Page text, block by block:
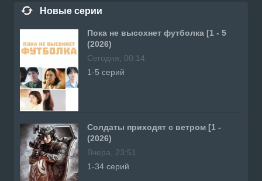
Новые серии
Пока не высохнет футболка [1 - 5
(2026)
Сегодня, 00:14
1-5 серий
Солдаты приходят с ветром [1 -
(2026)
Вчера, 23:51
1-34 серий